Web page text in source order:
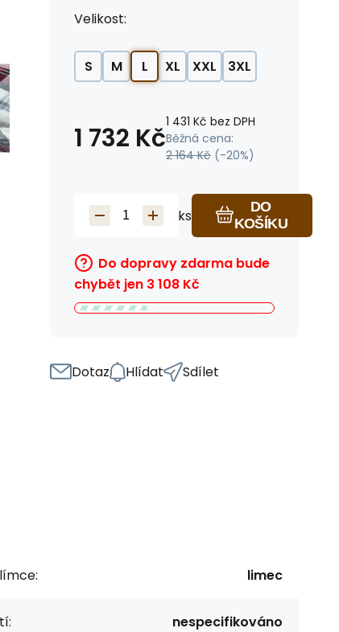
Velikost:
S M L XL XXL 3XL
1 732 Kč1 431 Kč bez DPH
Běžná cena:
2 164 Kč (-20%)
ks
DO
KOŠÍKU
Do dopravy zdarma bude
chybět jen 3 108 Kč
Dotaz Hlídat Sdílet
limec
nespecifikováno